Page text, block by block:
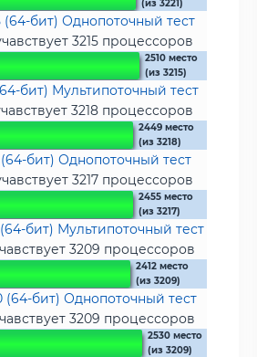
(из 3221)
(64-бит) Однопоточный тест
3215 процессоров
2510 место
(из 3215)
бит) Мультипоточный тест
3218 процессоров
2449 место
(из 3218)
(64-бит) Однопоточный тест
3217 процессоров
2455 место
(из 3217)
бит) Мультипоточный тест
3209 процессоров
2412 место
(из 3209)
(64-бит) Однопоточный тест
3209 процессоров
2530 место
(из 3209)